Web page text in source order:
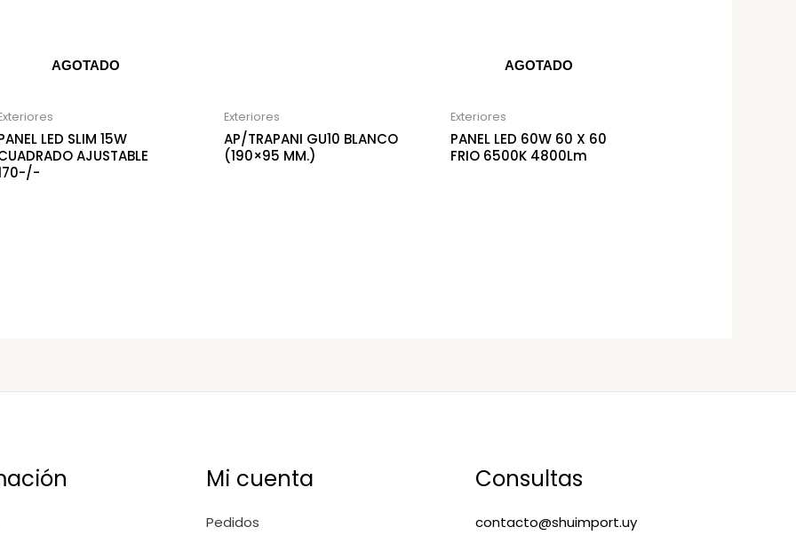
AGOTADO
LED SLIM 15W
AJUSTABLE
Exteriores
AP/TRAPANI GU10 BLANCO
(190×95 MM.)
AGOTADO
Exteriores
PANEL LED 60W 60 X 60
FRIO 6500K 4800Lm
Mi cuenta
Pedidos
Consultas
contacto@shuimport.uy